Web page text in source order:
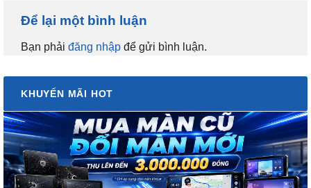
Để lại một bình luận
Bạn phải đăng nhập để gửi bình luận.
KHUYẾN MÃI HOT